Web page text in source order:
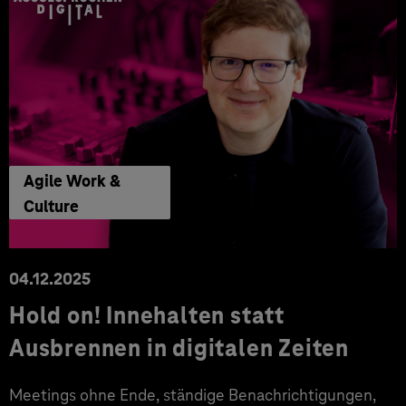
Agile Work &
Culture
04.12.2025
Hold on! Innehalten statt
Ausbrennen in digitalen Zeiten
Meetings ohne Ende, ständige Benachrichtigungen,